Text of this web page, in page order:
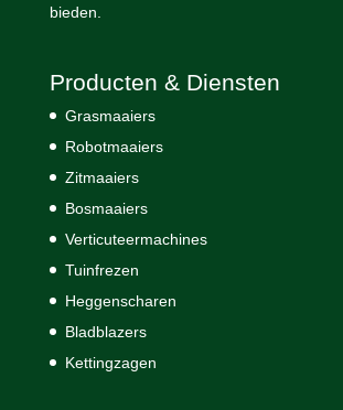
bieden.
Producten & Diensten
Grasmaaiers
Robotmaaiers
Zitmaaiers
Bosmaaiers
Verticuteermachines
Tuinfrezen
Heggenscharen
Bladblazers
Kettingzagen